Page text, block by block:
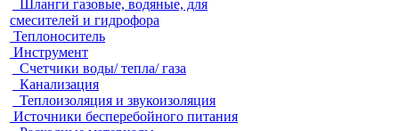
Шланги газовые, водяные, для
смесителей и гидрофора
Теплоноситель
Инструмент
Счетчики воды/ тепла/ газа
Канализация
Теплоизоляция и звукоизоляция
Источники бесперебойного питания